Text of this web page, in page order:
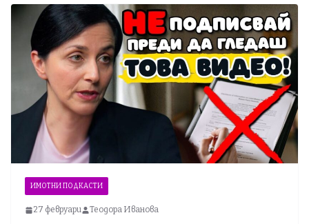
ИМОТНИ ПОДКАСТИ
27 февруари Теодора Иванова